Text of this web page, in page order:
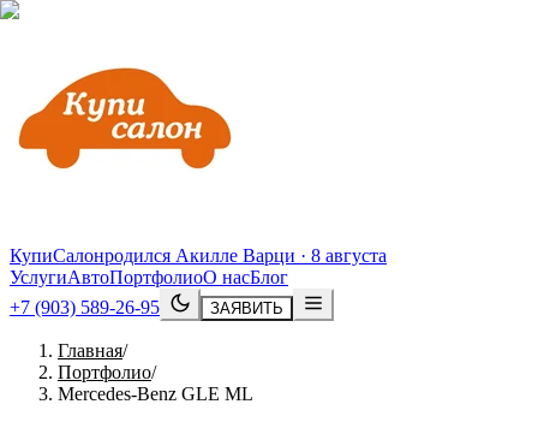
КупиСалонродился Акилле Варци · 8 августа
УслугиАвтоПортфолиоО насБлог
+7 (903) 589-26-95
ЗАЯВИТЬ
Главная/
Портфолио/
Mercedes-Benz GLE ML